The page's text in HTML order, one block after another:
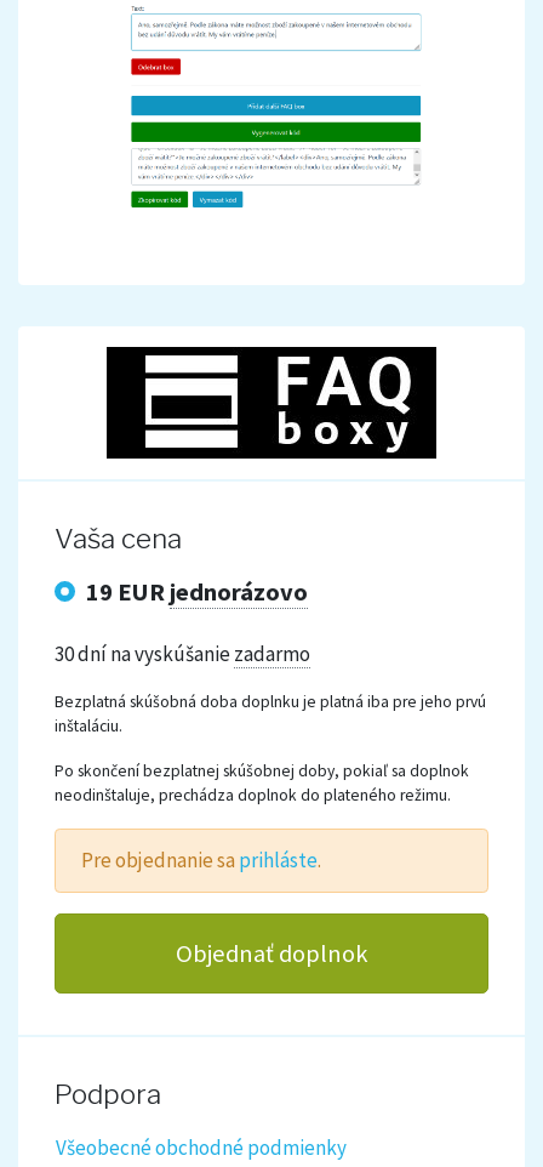
Vaša cena
19 EURjednorázovo
30 dní na vyskúšaniezadarmo
Bezplatná skúšobná doba doplnku je platná iba pre jeho prvú
inštaláciu.
Po skončení bezplatnej skúšobnej doby, pokiaľ sa doplnok
neodinštaluje, prechádza doplnok do plateného režimu.
Pre objednanie sa prihláste.
Objednať doplnok
Podpora
Všeobecné obchodné podmienky